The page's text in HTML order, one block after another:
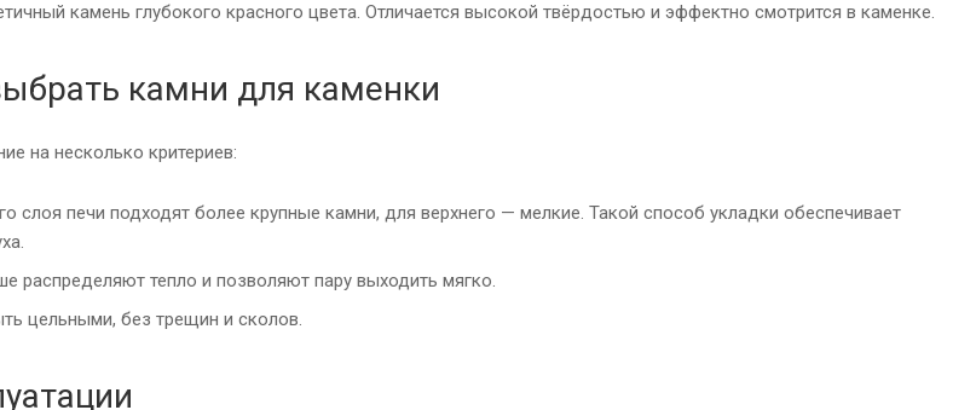
камень глубокого красного цвета. Отличается высокой твёрдостью и эффектно смотрится в каменке.
камни для каменки
на несколько критериев:
слоя печи подходят более крупные камни, для верхнего — мелкие. Такой способ укладки обеспечивает
распределяют тепло и позволяют пару выходить мягко.
цельными, без трещин и сколов.